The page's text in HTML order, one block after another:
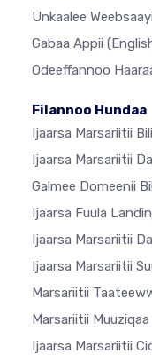
Unkaalee
Gabaa Appii
Odeeffannoo
Filannoo Hundaa
Ijaarsa Marsariitii
Ijaarsa Marsariitii
Galmee Domeenii
Ijaarsa Fuula
Ijaarsa Marsariitii
Ijaarsa Marsariitii
Marsariitii
Marsariitii
Ijaarsa Marsariitii